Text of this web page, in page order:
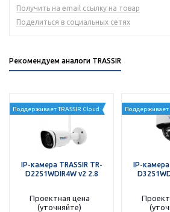
Получить на email ссылку на товар
Поделиться в социальных сетях
Рекомендуем аналоги TRASSIR
Поддерживает TRASSIR Cloud
IP-камера TRASSIR TR-
D2251WDIR4W v2 2.8
Проектная цена
(уточняйте)
Поддерживает
IP-камера